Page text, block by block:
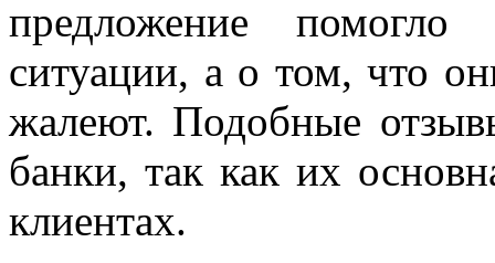
предложение
ситуации, а о том, что
жалеют. Подобные
банки, так как их
клиентах.